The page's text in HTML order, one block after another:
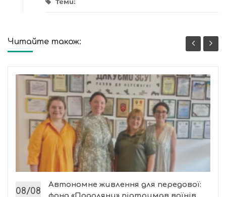
Читайте також:
08/08
Автономне живлення для передової: